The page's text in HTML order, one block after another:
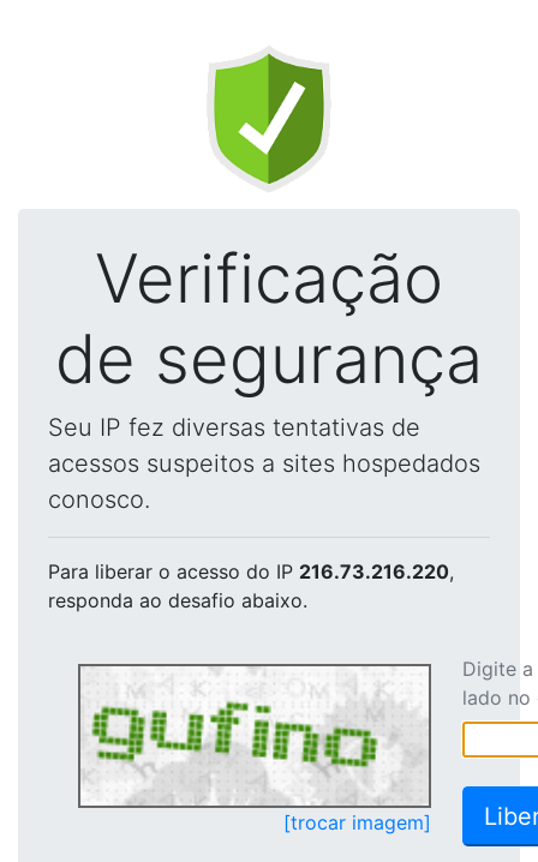
Verificação
de segurança
Seu IP fez diversas tentativas de
acessos suspeitos a sites hospedados
conosco.
Para liberar o acesso do IP 216.73.216.220,
responda ao desafio abaixo.
[trocar imagem]
Digite
lado no